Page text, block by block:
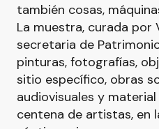
también cosas,
La muestra, curada por
secretaria de
pinturas, fotografías,
sitio específico, obras
audiovisuales y
centena de artistas, en